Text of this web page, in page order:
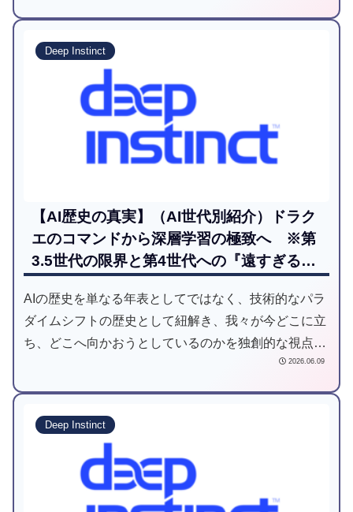
Deep Instinct
【AI歴史の真実】（AI世代別紹介）ドラク
エのコマンドから深層学習の極致へ ※第
3.5世代の限界と第4世代への『遠すぎる道
AIの歴史を単なる年表としてではなく、技術的なパラ
ダイムシフトの歴史として紐解き、我々が今どこに立
ち、どこへ向かおうとしているのかを独創的な視点か
2026.06.09
Deep Instinct